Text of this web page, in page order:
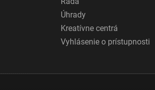
Úhrady
Kreatívne centrá
Vyhlásenie o prístupnosti